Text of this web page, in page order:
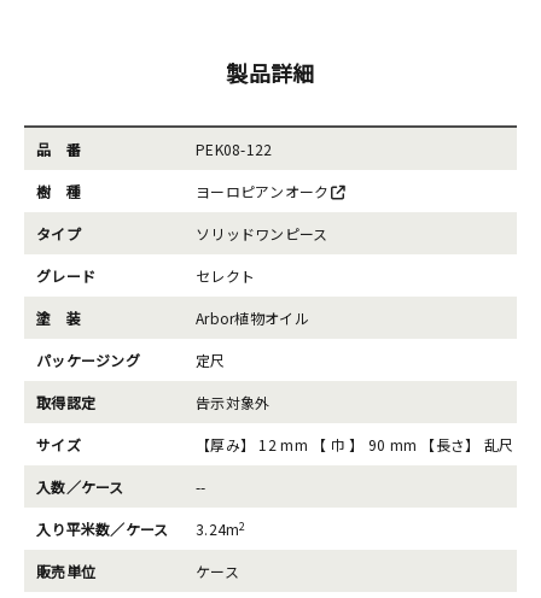
製品詳細
品 番 PEK08-122
樹 種 ヨーロピアンオーク
タイプ ソリッドワンピース
グレード セレクト
塗 装 Arbor植物オイル
パッケージング 定尺
取得認定 告示対象外
サイズ 【厚み】 12 mm 【 巾 】 90 mm 【長さ】 乱尺
入数／ケース --
入り平米数／ケース 3.24m2
販売単位 ケース